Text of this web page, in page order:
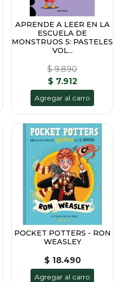
APRENDE A LEER EN LA
ESCUELA DE
MONSTRUOS 5: PASTELES
VOL...
$ 9.890
$ 7.912
Agregar al carro
POCKET POTTERS - RON
WEASLEY
$ 18.490
Agregar al carro